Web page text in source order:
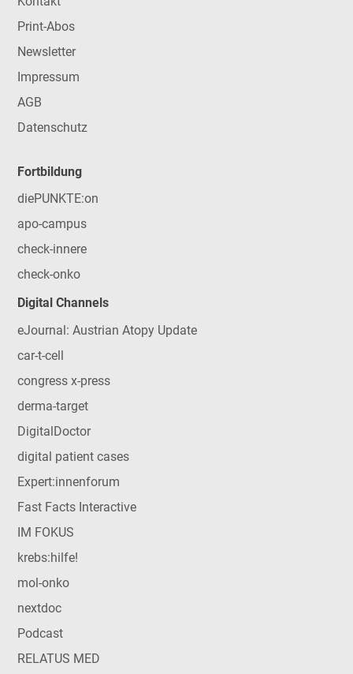
Print-Abos
Newsletter
Impressum
AGB
Datenschutz
Fortbildung
diePUNKTE:on
apo-campus
check-innere
check-onko
Digital Channels
eJournal: Austrian Atopy Update
car-t-cell
congress x-press
derma-target
DigitalDoctor
digital patient cases
Expert:innenforum
Fast Facts Interactive
IM FOKUS
krebs:hilfe!
mol-onko
nextdoc
Podcast
RELATUS MED